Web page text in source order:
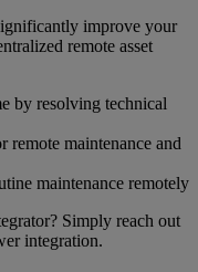
improve your
remote asset
by resolving technical
remote maintenance and
maintenance remotely
Simply reach out
integration.